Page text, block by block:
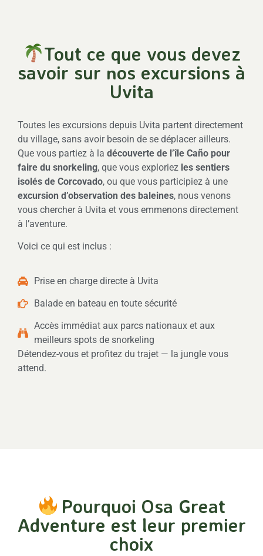
Tout ce que vous devez
savoir sur nos excursions à
Uvita
Toutes les excursions depuis Uvita partent directement
du village, sans avoir besoin de se déplacer ailleurs.
Que vous partiez à la découverte de l’île Caño pour
faire du snorkeling, que vous exploriez les sentiers
isolés de Corcovado, ou que vous participiez à une
excursion d’observation des baleines, nous venons
vous chercher à Uvita et vous emmenons directement
à l’aventure.
Voici ce qui est inclus :
Prise en charge directe à Uvita
Balade en bateau en toute sécurité
Accès immédiat aux parcs nationaux et aux
meilleurs spots de snorkeling
Détendez-vous et profitez du trajet — la jungle vous
attend.
Pourquoi Osa Great
Adventure est leur premier
choix